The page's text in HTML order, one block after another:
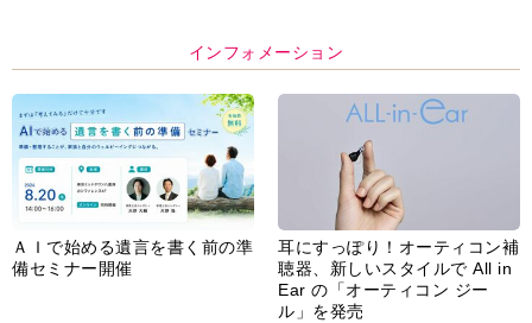
インフォメーション
ＡＩで始める遺言を書く前の準
備セミナー開催
耳にすっぽり！オーティコン補
聴器、新しいスタイルで All in
Ear の「オーティコン ジー
ル」を発売